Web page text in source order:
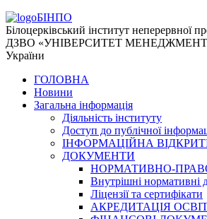
БІНПО
Білоцерківський інститут неперервної
ДЗВО «УНІВЕРСИТЕТ
України
ГОЛОВНА
Новини
Загальна інформація
Діяльність інституту
Доступ до публічної
ІНФОРМАЦІЙНА
ДОКУМЕНТИ
НОРМАТИВНО-
Внутрішні нормативні
Ліцензії та сертифікати
АКРЕДИТАЦІЯ